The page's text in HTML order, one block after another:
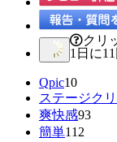
クリ
1日に
Qpic10
ステージク
爽快感93
簡単112